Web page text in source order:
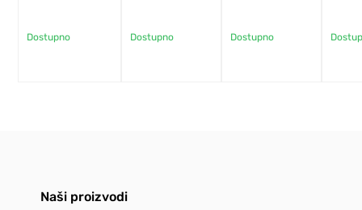
Dostupno Dostupno Dostupno
Naši proizvodi